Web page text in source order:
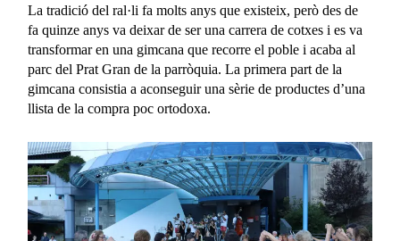
La tradició del ral·li fa molts anys que existeix, però des de
fa quinze anys va deixar de ser una carrera de cotxes i es va
transformar en una gimcana que recorre el poble i acaba al
parc del Prat Gran de la parròquia. La primera part de la
gimcana consistia a aconseguir una sèrie de productes d’una
llista de la compra poc ortodoxa.